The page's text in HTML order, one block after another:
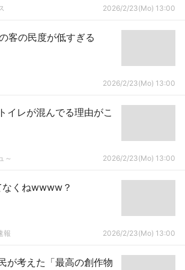
2026/2/23(Mo) 13:00
客の民度が低すぎる
2026/2/23(Mo) 13:00
イレが混んでる理由がこ
～ 2026/2/23(Mo) 13:00
くねwwww？
報 2026/2/23(Mo) 13:00
が考えた「最高の創作物